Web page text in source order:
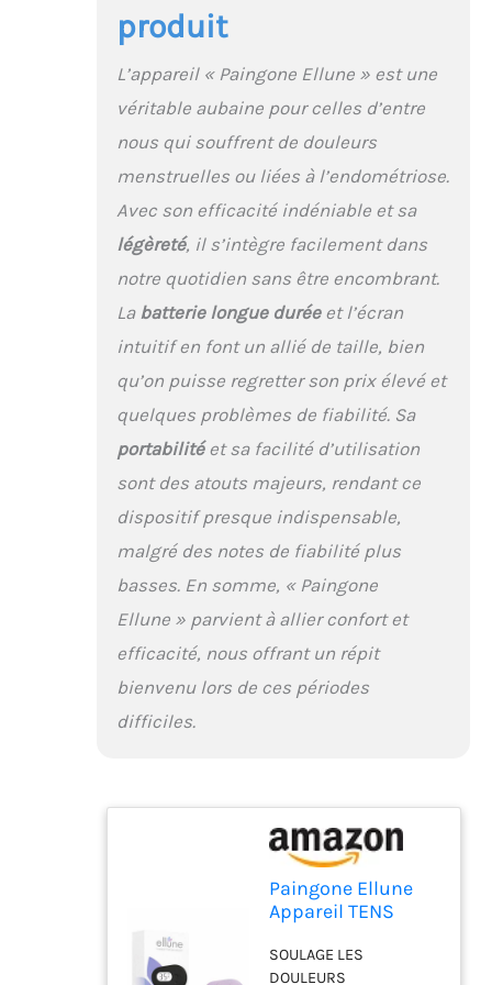
lors des crampes les
douce pour un confort
optimal. JUSQU'À 24
Alimenté par pile,
l'appareil offre jusqu'à
pour vous
accompagner tout au
format compact se
porte discrètement
de vous apporter un
soulagement à tout
soyez CONFORTABLE
POUR TOUTES LES
pour s'adapter à toutes
les silhouettes, il est
TENS en gel souple qui
épousent délicatement
le bas-ventre, même
lorsque vous êtes en
mouvement. Trois
l'intensité jusqu'au
niveau qui vous
convient. UNE
ALTERNATIVE SANS
MÉDICAMENT À LA
BOUILLOTTE
les crampes
produit
L’appareil « Paingone Ellune » est une
véritable aubaine pour celles d’entre
nous qui souffrent de douleurs
menstruelles ou liées à l’endométriose.
Avec son efficacité indéniable et sa
légèreté, il s’intègre facilement dans
notre quotidien sans être encombrant.
La batterie longue duréeet l’écran
intuitif en font un allié de taille, bien
qu’on puisse regretter son prix élevé et
quelques problèmes de fiabilité. Sa
portabilitéet sa facilité d’utilisation
sont des atouts majeurs, rendant ce
dispositif presque indispensable,
malgré des notes de fiabilité plus
basses. En somme, « Paingone
Ellune » parvient à allier confort et
efficacité, nous offrant un répit
bienvenu lors de ces périodes
difficiles.
Paingone Ellune
Appareil TENS
Menstruelles
SOULAGE LES
DOULEURS